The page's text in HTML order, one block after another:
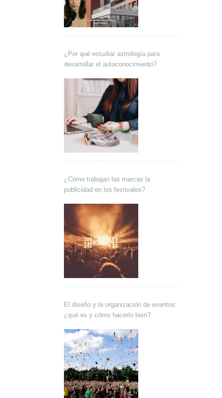
¿Por qué estudiar astrología para
desarrollar el autoconocimiento?
¿Cómo trabajan las marcas la
publicidad en los festivales?
El diseño y la organización de eventos:
¿qué es y cómo hacerlo bien?